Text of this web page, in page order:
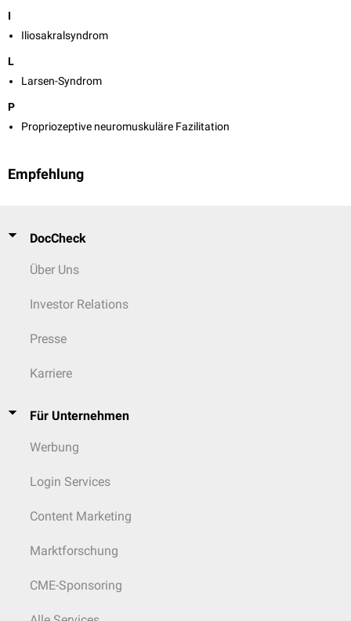
I
Iliosakralsyndrom
L
Larsen-Syndrom
P
Propriozeptive neuromuskuläre Fazilitation
Empfehlung
DocCheck
Über Uns
Investor Relations
Presse
Karriere
Für Unternehmen
Werbung
Login Services
Content Marketing
Marktforschung
CME-Sponsoring